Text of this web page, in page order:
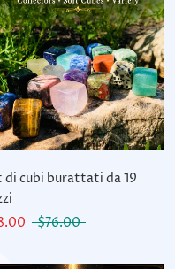
di cubi burattati da 19
$76.00